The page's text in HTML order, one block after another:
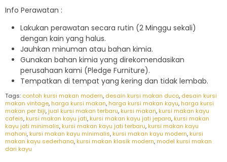
Info Perawatan :
Lakukan perawatan secara rutin (2 Minggu sekali)
dengan kain yang halus.
Jauhkan minuman atau bahan kimia.
Gunakan bahan kimia yang direkomendasikan
perusahaan kami (Pledge Furniture).
Tempatkan di tempat yang kering dan tidak lembab.
Tags: contoh kursi makan modern, desain kursi makan duco, desain kursi
makan vintage, harga kursi makan, harga kursi makan kayu, harga kursi
makan per biji, jual kursi makan terbaru, kursi makan, kursi makan kayu
cafeis, kursi makan kayu jati, kursi makan kayu jati jepara, kursi makan
kayu jati minimalis, kursi makan kayu jati terbaru, kursi makan kayu
mahoni, kursi makan kayu minimalis, kursi makan kayu modern, kursi
makan kayu sederhana, kursi makan klasik modern, model kursi makan
dari kayu